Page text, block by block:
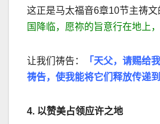
这正是马太福音6章10节主祷文
国降临，愿祢的旨意行在地上
让我们祷告：
「天父，请赐给
祷告，使我能将它们释放传递到
4. 以赞美占领应许之地